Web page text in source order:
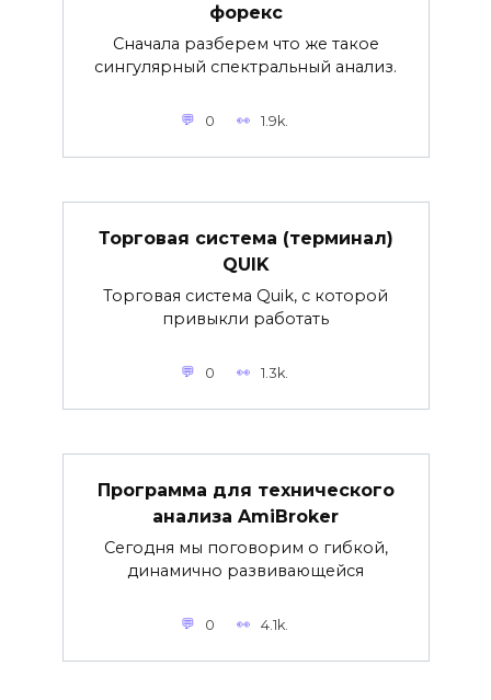
форекс
Сначала разберем что же такое
сингулярный спектральный анализ.
0 1.9k.
Торговая система (терминал)
QUIK
Торговая система Quik, с которой
привыкли работать
0 1.3k.
Программа для технического
анализа AmiBroker
Сегодня мы поговорим о гибкой,
динамично развивающейся
0 4.1k.